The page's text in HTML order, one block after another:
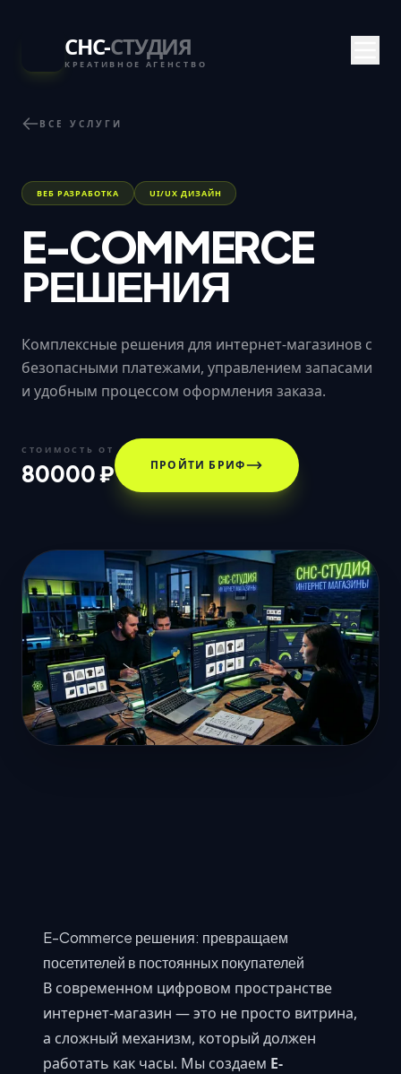
СНС-СТУДИЯ
КРЕАТИВНОЕ АГЕНСТВО
ВСЕ УСЛУГИ
ВЕБ РАЗРАБОТКА UI/UX ДИЗАЙН
E-COMMERCE
РЕШЕНИЯ
Комплексные решения для интернет-магазинов с
безопасными платежами, управлением запасами
и удобным процессом оформления заказа.
СТОИМОСТЬ ОТ
80000 ₽ ПРОЙТИ БРИФ
E-Commerce решения: превращаем
посетителей в постоянных покупателей
В современном цифровом пространстве
интернет-магазин — это не просто витрина,
а сложный механизм, который должен
работать как часы. Мы создаем E-